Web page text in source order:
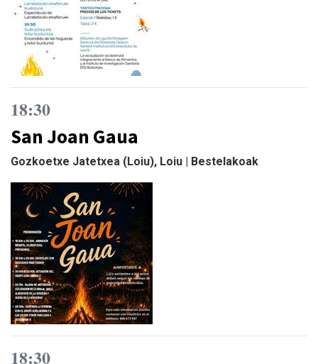
18:30
San Joan Gaua
Gozkoetxe Jatetxea (Loiu), Loiu | Bestelakoak
18:30